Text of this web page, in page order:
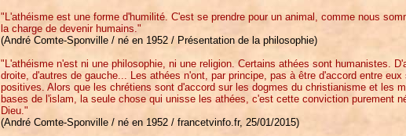
"L'athéisme est une forme d'humilité. C'est se prendre pour un animal, comme nous
la charge de devenir humains."
(André Comte-Sponville / né en 1952 / Présentation de la philosophie)
"L'athéisme n'est ni une philosophie, ni une religion. Certains athées sont humanistes.
droite, d'autres de gauche... Les athées n'ont, par principe, pas à être d'accord entre
positives. Alors que les chrétiens sont d'accord sur les dogmes du christianisme et les
bases de l'islam, la seule chose qui unisse les athées, c'est cette conviction purement
Dieu."
(André Comte-Sponville / né en 1952 / francetvinfo.fr, 25/01/2015)